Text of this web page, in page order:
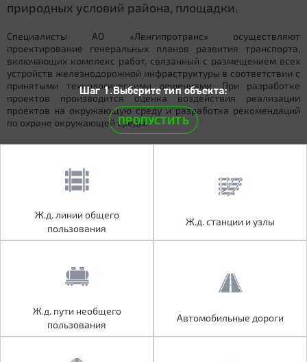
природных условий района, площадки.
Специалисты АО «Ленгипротранс» осуществляют
проектирование генеральных планов развития транспорта,
включающих комплекс работ, связанный с размещением всех
устройств железнодорожной инфраструктуры в соответствии с
принятыми технологическими решениями. При разработке
проектов производится оценка воздействия реализации
проектов на окружающую среду и разработка рекомендаций
по охране окружающей среды.
Ж.д. линии общего
пользования
Ж.д. пути необщего
пользования
Автомобильные дороги
Шаг 1.Выберите тип объекта:
ПРОПУСТИТЬ
Ж.д. линии общего
пользования
Ж.д. станции и узлы
Ж.д. пути необщего
пользования
Автомобильные дороги